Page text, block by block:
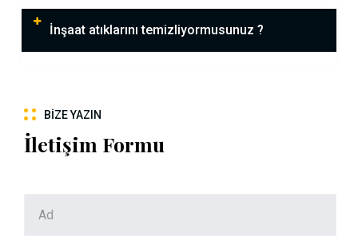
İnşaat atıklarını temizliyormusunuz ?
BIZE YAZIN
İletişim Formu